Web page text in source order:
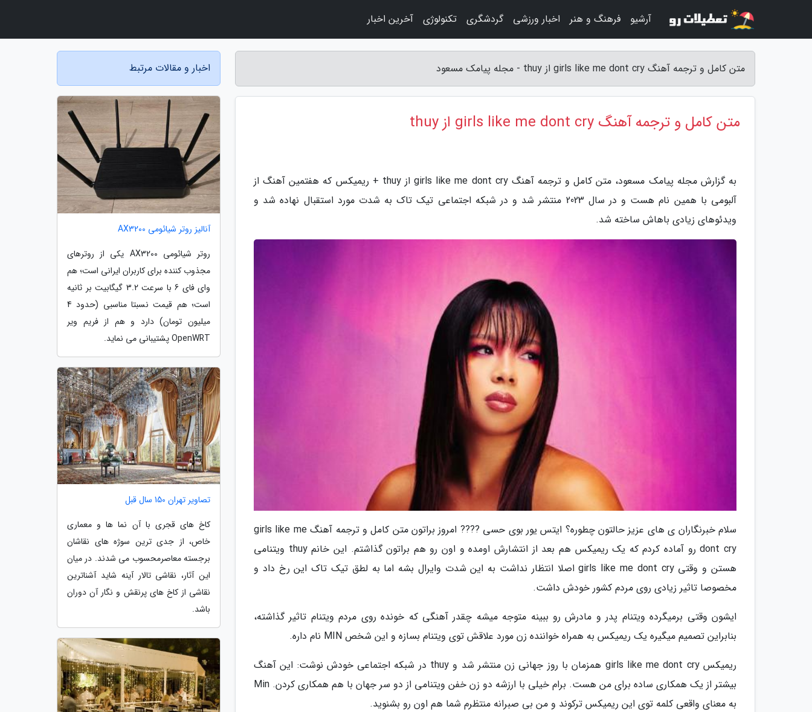
متن کامل و ترجمه آهنگ girls like me dont cry از thuy - مجله پیامک مسعود
متن کامل و ترجمه آهنگ girls like me dont cry از thuy
به گزارش مجله پیامک مسعود، متن کامل و ترجمه آهنگ girls like me dont cry از thuy + ریمیکس که هفتمین آهنگ از
آلبومی با همین نام هست و در سال 2023 منتشر شد و در شبکه اجتماعی تیک تاک به شدت مورد استقبال نهاده شد و
ویدئوهای زیادی باهاش ساخته شد.
سلام خبرنگاران ی های عزیز حالتون چطوره؟ ایتس یور بوی حسی ???? امروز براتون متن کامل و ترجمه آهنگ girls like me
dont cry رو آماده کردم که یک ریمیکس هم بعد از انتشارش اومده و اون رو هم براتون گذاشتم. این خانم thuy ویتنامی
هستن و وقتی girls like me dont cry اصلا انتظار نداشت به این شدت وایرال بشه اما به لطق تیک تاک این رخ داد و
مخصوصا تاثیر زیادی روی مردم کشور خودش داشت.
ایشون وقتی برمیگرده ویتنام پدر و مادرش رو ببینه متوجه میشه چقدر آهنگی که خونده روی مردم ویتنام تاثیر گذاشته،
بنابراین تصمیم میگیره یک ریمیکس به همراه خواننده زن مورد علاقش توی ویتنام بسازه و این شخص MIN نام داره.
ریمیکس girls like me dont cry همزمان با روز جهانی زن منتشر شد و thuy در شبکه اجتماعی خودش نوشت: این آهنگ
بیشتر از یک همکاری ساده برای من هست. برام خیلی با ارزشه دو زن خفن ویتنامی از دو سر جهان با هم همکاری کردن. Min
به معنای واقعی کلمه توی این ریمیکس ترکوند و من بی صبرانه منتظرم شما هم اون رو بشنوید.
اخبار و مقالات مرتبط
آنالیز روتر شیائومی AX3200
روتر شیائومی AX3200 یکی از روترهای
مجذوب کننده برای کاربران ایرانی است؛ هم
وای فای 6 با سرعت 3.2 گیگابیت بر ثانیه
است؛ هم قیمت نسبتا مناسبی (حدود 4
میلیون تومان) دارد و هم از فریم ویر
OpenWRT پشتیبانی می نماید.
تصاویر تهران 150 سال قبل
کاخ های قجری با آن نما ها و معماری
خاص، از جدی ترین سوژه های نقاشان
برجسته معاصرمحسوب می شدند. در میان
این آثار، نقاشی تالار آینه شاید آشناترین
نقاشی از کاخ های پرنقش و نگار آن دوران
باشد.
آرشیو فرهنگ و هنر اخبار ورزشی گردشگری تکنولوژی آخرین اخبار